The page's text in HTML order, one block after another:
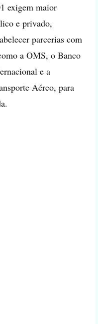
exigem maior
e privado,
parcerias com
a OMS, o Banco
e a
Aéreo, para